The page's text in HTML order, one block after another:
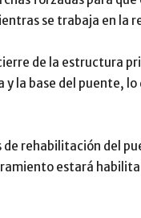
se trabaja en la
de la estructura
y la base del puente,
de rehabilitación del
estará